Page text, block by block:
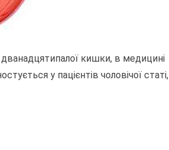
кишки, в медицині
у пацієнтів чоловічої статі,